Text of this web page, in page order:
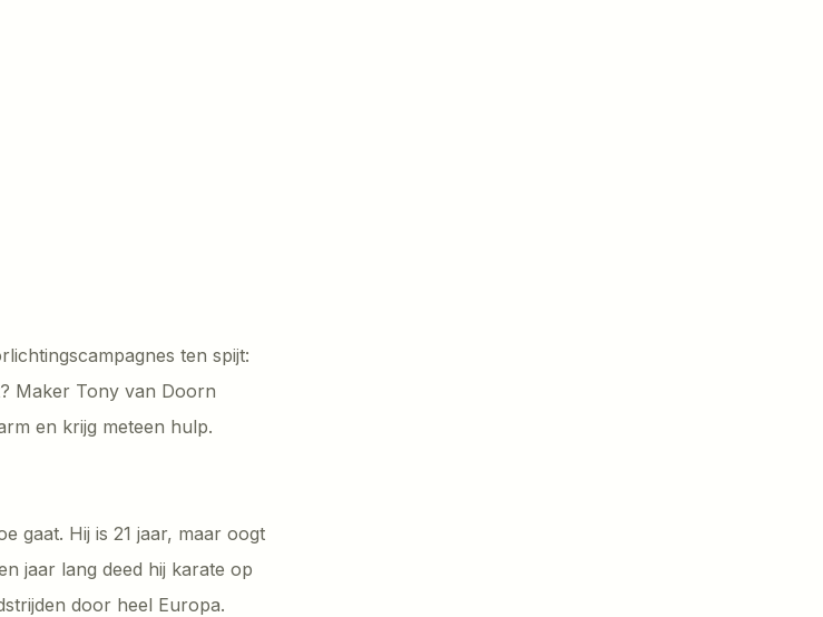
ten spijt:
Maker Tony van Doorn
en krijg meteen hulp.
gaat. Hij is 21 jaar, maar oogt
jaar lang deed hij karate op
door heel Europa.